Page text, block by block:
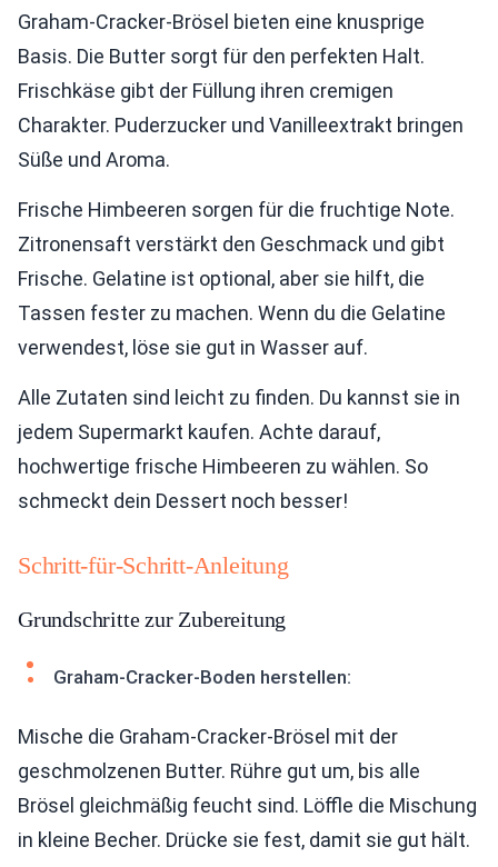
Graham-Cracker-Brösel bieten eine knusprige
Basis. Die Butter sorgt für den perfekten Halt.
Frischkäse gibt der Füllung ihren cremigen
Charakter. Puderzucker und Vanilleextrakt bringen
Süße und Aroma.
Frische Himbeeren sorgen für die fruchtige Note.
Zitronensaft verstärkt den Geschmack und gibt
Frische. Gelatine ist optional, aber sie hilft, die
Tassen fester zu machen. Wenn du die Gelatine
verwendest, löse sie gut in Wasser auf.
Alle Zutaten sind leicht zu finden. Du kannst sie in
jedem Supermarkt kaufen. Achte darauf,
hochwertige frische Himbeeren zu wählen. So
schmeckt dein Dessert noch besser!
Schritt-für-Schritt-Anleitung
Grundschritte zur Zubereitung
Graham-Cracker-Boden herstellen:
Mische die Graham-Cracker-Brösel mit der
geschmolzenen Butter. Rühre gut um, bis alle
Brösel gleichmäßig feucht sind. Löffle die Mischung
in kleine Becher. Drücke sie fest, damit sie gut hält.